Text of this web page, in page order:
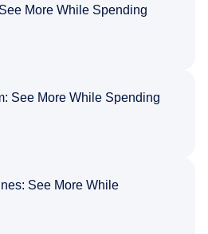
More While Spending
See More While Spending
See More While